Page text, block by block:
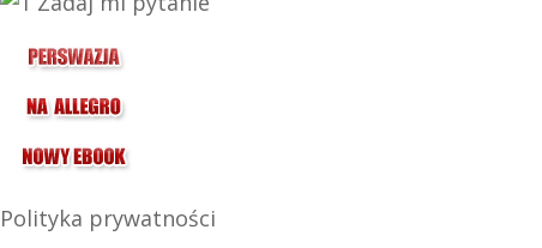
Polityka prywatności